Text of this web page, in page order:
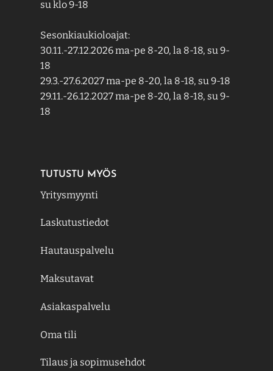
su klo 9-18
Sesonkiaukioloajat:
30.11.-27.12.2026 ma-pe 8-20, la 8-18, su 9-
18
29.3.-27.6.2027 ma-pe 8-20, la 8-18, su 9-18
29.11.-26.12.2027 ma-pe 8-20, la 8-18, su 9-
18
TUTUSTU MYÖS
Yritysmyynti
Laskutustiedot
Hautauspalvelu
Maksutavat
Asiakaspalvelu
Oma tili
Tilaus ja sopimusehdot